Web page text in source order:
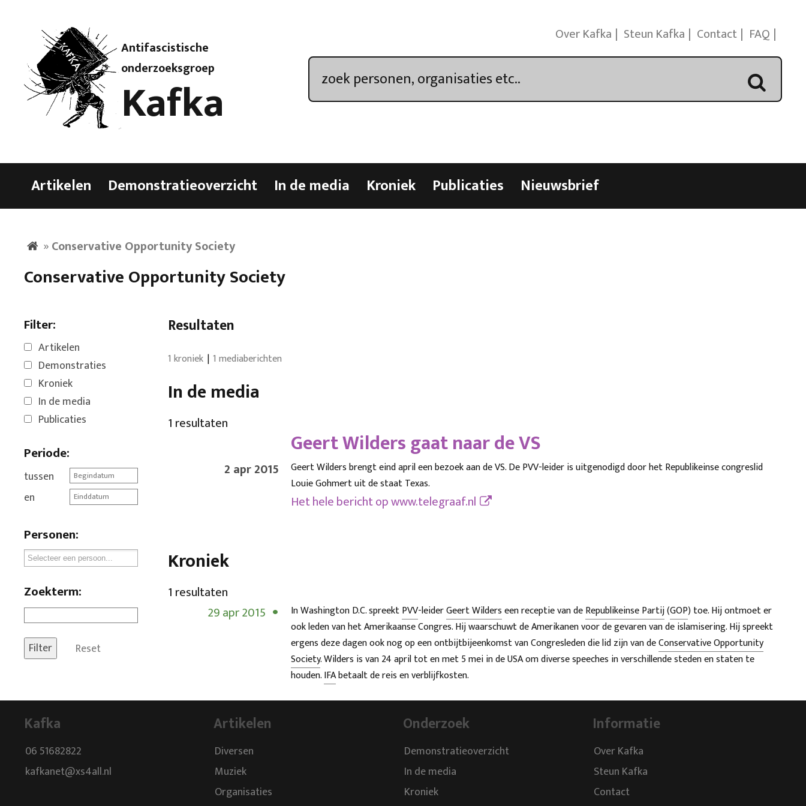
Antifascistische
onderzoeksgroep
Kafka
Over Kafka Steun Kafka Contact FAQ
Artikelen Demonstratieoverzicht In de media Kroniek Publicaties Nieuwsbrief
»Conservative Opportunity Society
Conservative Opportunity Society
Filter:
Artikelen
Demonstraties
Kroniek
In de media
Publicaties
Periode:
tussen
en
Personen:
Zoekterm:
Reset
Resultaten
1 kroniek 1 mediaberichten
In de media
1 resultaten
Geert Wilders gaat naar de VS
2 apr 2015
Geert Wilders brengt eind april een bezoek aan de VS. De PVV-leider is uitgenodigd door het Republikeinse congreslid
Louie Gohmert uit de staat Texas.
Het hele bericht opwww.telegraaf.nl
Kroniek
1 resultaten
29 apr 2015
In Washington D.C. spreektPVV-leiderGeert Wilderseen receptie van deRepublikeinse Partij(GOP) toe. Hij ontmoet er
ook leden van het Amerikaanse Congres. Hij waarschuwt de Amerikanen voor de gevaren van de islamisering. Hij spreekt
ergens deze dagen ook nog op een ontbijtbijeenkomst van Congresleden die lid zijn van deConservative Opportunity
Society. Wilders is van 24 april tot en met 5 mei in de USA om diverse speeches in verschillende steden en staten te
houden.IFAbetaalt de reis en verblijfkosten.
Kafka
06 51682822
kafkanet@xs4all.nl
Artikelen
Diversen
Muziek
Organisaties
Onderzoek
Demonstratieoverzicht
In de media
Kroniek
Informatie
Over Kafka
Steun Kafka
Contact